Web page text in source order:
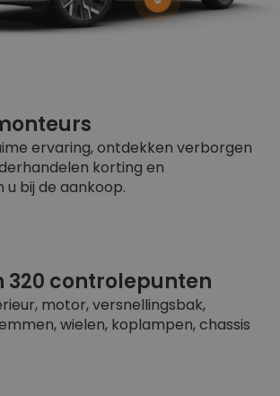
ervaring, ontdekken verborgen
korting en
bij de aankoop.
320 controlepunten
motor, versnellingsbak,
wielen, koplampen, chassis